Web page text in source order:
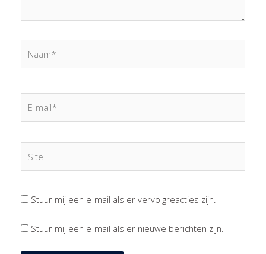
mail*
Stuur mij een e-mail als er vervolgreacties zijn.
Stuur mij een e-mail als er nieuwe berichten zijn.